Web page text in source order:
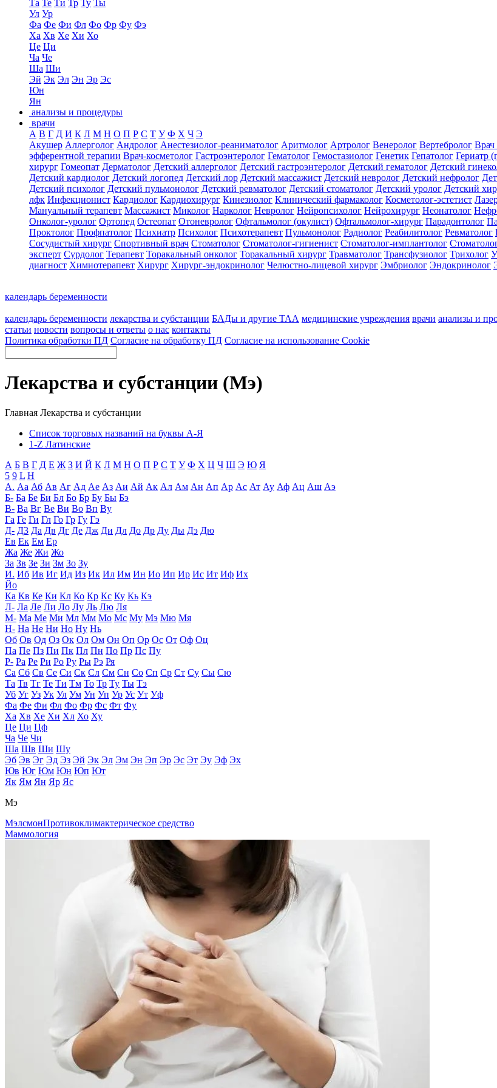
Та Те Ти Тр Ту Ты
Ул Ур
Фа Фе Фи Фл Фо Фр Фу Фэ
Ха Хв Хе Хи Хо
Це Ци
Ча Че
Ша Ши
Эй Эк Эл Эн Эр Эс
Юн
Ян
анализы и процедуры
врачи
А В Г Д И К Л М Н О П Р С Т У Ф Х Ч Э
Акушер Аллерголог Андролог Анестезиолог-реаниматолог Аритмолог Артролог Венеролог Вертебролог Врач
эфферентной терапии Врач-косметолог Гастроэнтеролог Гематолог Гемостазиолог Генетик Гепатолог Гериатр
хирург Гомеопат Дерматолог Детский аллерголог Детский гастроэнтеролог Детский гематолог Детский
Детский кардиолог Детский логопед Детский лор Детский массажист Детский невролог Детский нефролог
Детский психолог Детский пульмонолог Детский ревматолог Детский стоматолог Детский уролог Детский
лфк Инфекционист Кардиолог Кардиохирург Кинезиолог Клинический фармаколог Косметолог-эстетист
Мануальный терапевт Массажист Миколог Нарколог Невролог Нейропсихолог Нейрохирург Неонатолог
Онколог-уролог Ортопед Остеопат Отоневролог Офтальмолог (окулист) Офтальмолог-хирург Парадонтолог
Проктолог Профпатолог Психиатр Психолог Психотерапевт Пульмонолог Радиолог Реабилитолог Ревматолог
Сосудистый хирург Спортивный врач Стоматолог Стоматолог-гигиенист Стоматолог-имплантолог
эксперт Сурдолог Терапевт Торакальный онколог Торакальный хирург Травматолог Трансфузиолог Трихолог
диагност Химиотерапевт Хирург Хирург-эндокринолог Челюстно-лицевой хирург Эмбриолог Эндокринолог
календарь беременности
календарь беременности лекарства и субстанции БАДы и другие ТАА медицинские учреждения врачи анализы и
статьи новости вопросы и ответы о нас контакты
Политика обработки ПД Согласие на обработку ПД Согласие на использование Cookie
Лекарства и субстанции (Мэ)
Главная Лекарства и субстанции
Список торговых названий на буквы А-Я
1-Z Латинские
А Б В Г Д Е Ж З И Й К Л М Н О П Р С Т У Ф Х Ц Ч Ш Э Ю Я
5 9 L H
А. Аа Аб Ав Аг Ад Ае Аз Аи Ай Ак Ал Ам Ан Ап Ар Ас Ат Ау Аф Ац Аш Аэ
Б- Ба Бе Би Бл Бо Бр Бу Бы Бэ
В- Ва Вг Ве Ви Во Вп Ву
Га Ге Ги Гл Го Гр Гу Гэ
Д- Д3 Да Дв Дг Де Дж Ди Дл До Др Ду Ды Дэ Дю
Ев Ек Ем Ер
Жа Же Жи Жо
За Зв Зе Зи Зм Зо Зу
И. Иб Ив Иг Ид Из Ик Ил Им Ин Ио Ип Ир Ис Ит Иф Их
Йо
Ка Кв Ке Ки Кл Ко Кр Кс Ку Кь Кэ
Л- Ла Ле Ли Ло Лу Ль Лю Ля
М- Ма Ме Ми Мл Мм Мо Мс Му Мэ Мю Мя
Н- На Не Ни Но Ну Нь
Об Ов Од Оз Ок Ол Ом Он Оп Ор Ос От Оф Оц
Па Пе Пз Пи Пк Пл Пн По Пр Пс Пу
Р- Ра Ре Ри Ро Ру Ры Рэ Ря
Са Сб Св Се Си Ск Сл См Сн Со Сп Ср Ст Су Сы Сю
Та Тв Тг Те Ти Тм То Тр Ту Ты Тэ
Уб Уг Уз Ук Ул Ум Ун Уп Ур Ус Ут Уф
Фа Фе Фи Фл Фо Фр Фс Фт Фу
Ха Хв Хе Хи Хл Хо Ху
Це Ци Цф
Ча Че Чи
Ша Шв Ши Шу
Эб Эв Эг Эд Эз Эй Эк Эл Эм Эн Эп Эр Эс Эт Эу Эф Эх
Юв Юг Юм Юн Юп Ют
Як Ям Ян Яр Яс
Мэ
МэлсмонПротивоклимактерическое средство
Маммология